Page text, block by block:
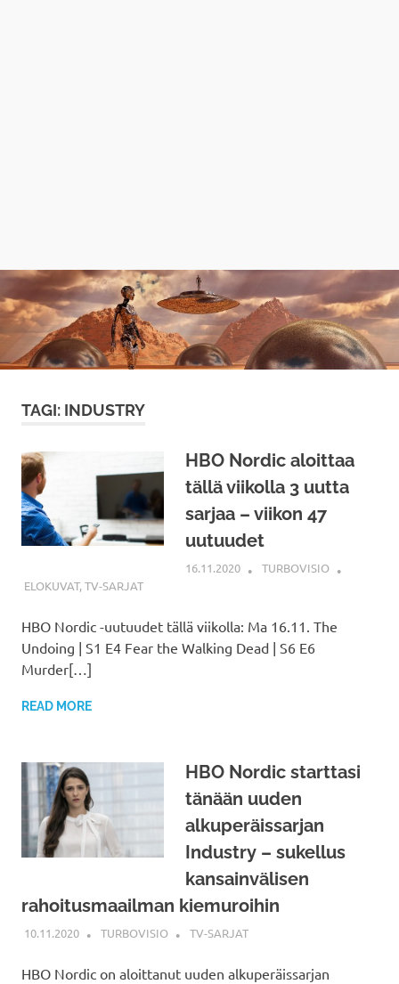
TAGI: INDUSTRY
HBO Nordic aloittaa
tällä viikolla 3 uutta
sarjaa – viikon 47
uutuudet
16.11.2020
TURBOVISIO
ELOKUVAT,TV-SARJAT
HBO Nordic -uutuudet tällä viikolla: Ma 16.11. The
Undoing | S1 E4 Fear the Walking Dead | S6 E6
Murder[…]
READ MORE
HBO Nordic starttasi
tänään uuden
alkuperäissarjan
Industry – sukellus
kansainvälisen
rahoitusmaailman kiemuroihin
10.11.2020 TURBOVISIO TV-SARJAT
HBO Nordic on aloittanut uuden alkuperäissarjan